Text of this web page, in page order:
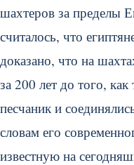
шахтеров за пределы
считалось, что
доказано, что на
за 200 лет до того,
песчаник и
словам его
известную на